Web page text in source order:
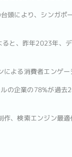
頭により、シンガ
と、昨年2023年、
よる消費者エンゲ
の企業の78%が過
、検索エンジン最